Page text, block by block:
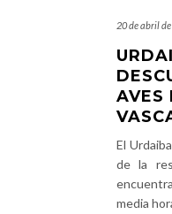
20 de abril
AVES
El
de la
media